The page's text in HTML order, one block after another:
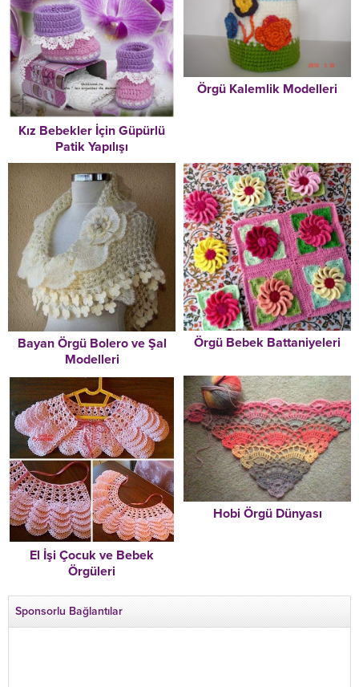
Kız Bebekler İçin Güpürlü
Patik Yapılışı
Örgü Kalemlik Modelleri
Bayan Örgü Bolero ve Şal
Modelleri
Örgü Bebek Battaniyeleri
El İşi Çocuk ve Bebek
Örgüleri
Hobi Örgü Dünyası
Sponsorlu Bağlantılar